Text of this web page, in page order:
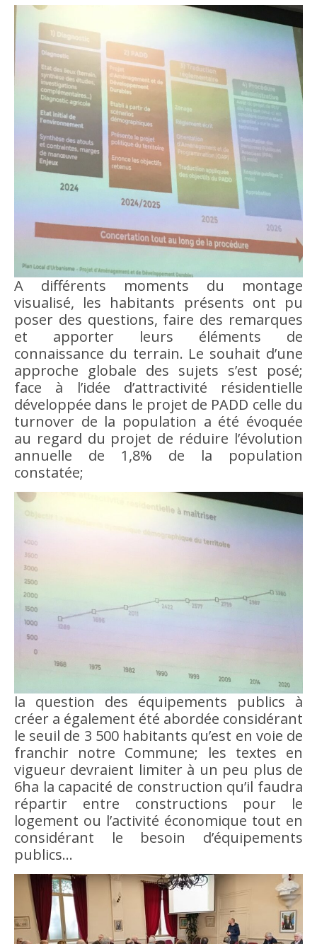
A différents moments du montage
visualisé, les habitants présents ont pu
poser des questions, faire des remarques
et apporter leurs éléments de
connaissance du terrain. Le souhait d’une
approche globale des sujets s’est posé;
face à l’idée d’attractivité résidentielle
développée dans le projet de PADD celle du
turnover de la population a été évoquée
au regard du projet de réduire l’évolution
annuelle de 1,8% de la population
constatée;
la question des équipements publics à
créer a également été abordée considérant
le seuil de 3 500 habitants qu’est en voie de
franchir notre Commune; les textes en
vigueur devraient limiter à un peu plus de
6ha la capacité de construction qu’il faudra
répartir entre constructions pour le
logement ou l’activité économique tout en
considérant le besoin d’équipements
publics…